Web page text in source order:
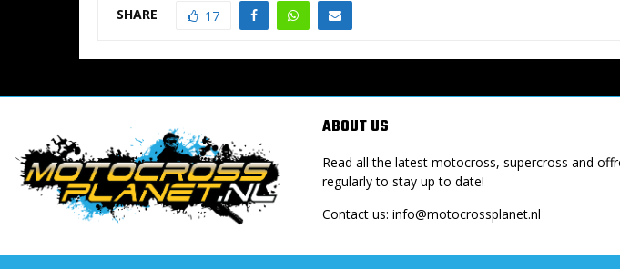
SHARE 17
ABOUT US
Read all the latest motocross, supercross and
regularly to stay up to date!
Contact us: info@motocrossplanet.nl